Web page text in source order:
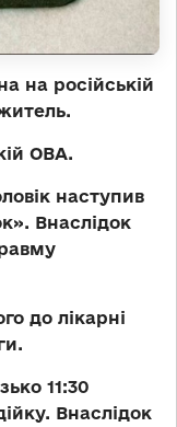
на російській
ОВА.
наступив
Внаслідок
до лікарні
11:30
Внаслідок